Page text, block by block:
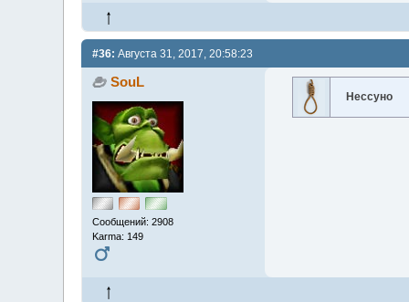
#36: Августа 31, 2017, 20:58:23
SouL
Сообщений: 2908
Karma: 149
Нессуно